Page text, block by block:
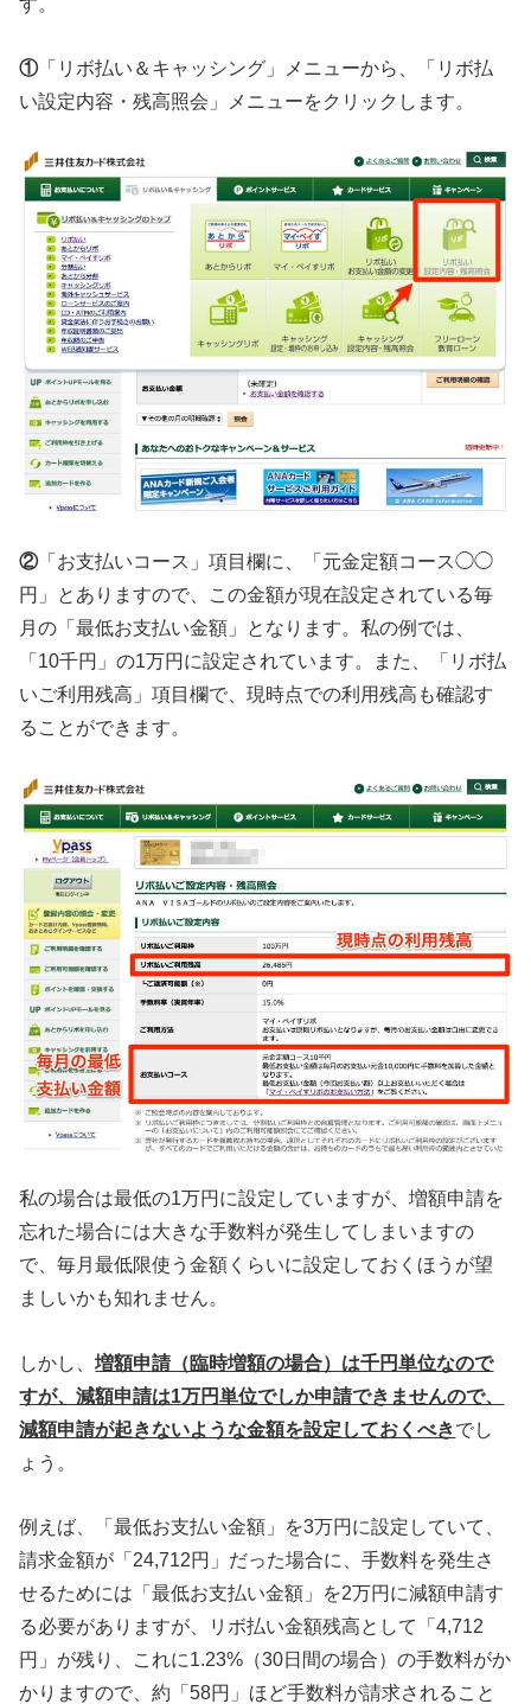
①「リボ払い＆キャッシング」メニューから、「リボ払
い設定内容・残高照会」メニューをクリックします。
②「お支払いコース」項目欄に、「元金定額コース◯◯
円」とありますので、この金額が現在設定されている毎
月の「最低お支払い金額」となります。私の例では、
「10千円」の1万円に設定されています。また、「リボ払
いご利用残高」項目欄で、現時点での利用残高も確認す
ることができます。
私の場合は最低の1万円に設定していますが、増額申請を
忘れた場合には大きな手数料が発生してしまいますの
で、毎月最低限使う金額くらいに設定しておくほうが望
ましいかも知れません。
しかし、増額申請（臨時増額の場合）は千円単位なので
すが、減額申請は1万円単位でしか申請できませんので、
減額申請が起きないような金額を設定しておくべきでし
ょう。
例えば、「最低お支払い金額」を3万円に設定していて、
請求金額が「24,712円」だった場合に、手数料を発生さ
せるためには「最低お支払い金額」を2万円に減額申請す
る必要がありますが、リボ払い金額残高として「4,712
円」が残り、これに1.23%（30日間の場合）の手数料がか
かりますので、約「58円」ほど手数料が請求されること